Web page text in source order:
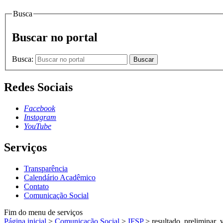
Busca
Buscar no portal
Busca: Buscar
Redes Sociais
Facebook
Instagram
YouTube
Serviços
Transparência
Calendário Acadêmico
Contato
Comunicação Social
Fim do menu de serviços
Página inicial > Comunicação Social > IFSP >